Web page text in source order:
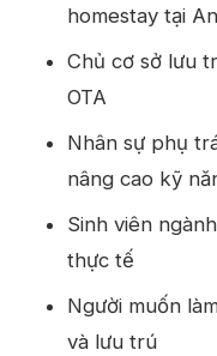
homestay tại
Chủ cơ sở lưu
OTA
Nhân sự phụ
nâng cao kỹ
Sinh viên
thực tế
Người muốn
và lưu trú